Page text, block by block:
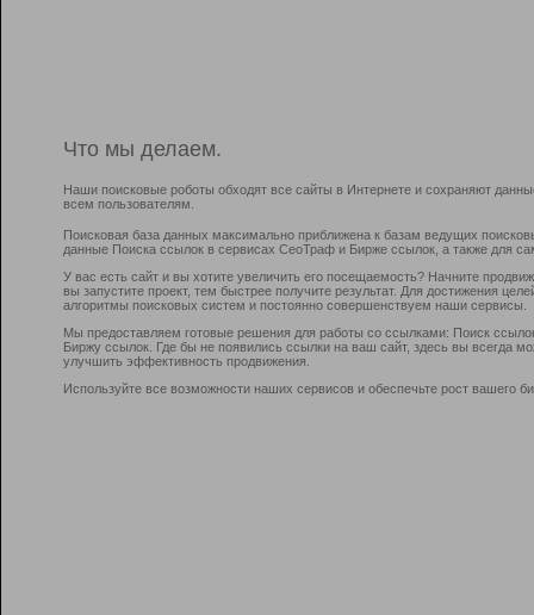
Что мы делаем.
Наши поисковые роботы обходят все сайты в Интернете и сохраняют
всем пользователям.
Поисковая база данных максимально приближена к базам ведущих
данные Поиска ссылок в сервисах СеоТраф и Бирже ссылок, а также для
У вас есть сайт и вы хотите увеличить его посещаемость? Начните
вы запустите проект, тем быстрее получите результат. Для достижения
алгоритмы поисковых систем и постоянно совершенствуем наши сервисы.
Мы предоставляем готовые решения для работы со ссылками: Поиск
Биржу ссылок. Где бы не появились ссылки на ваш сайт, здесь вы всегда
улучшить эффективность продвижения.
Используйте все возможности наших сервисов и обеспечьте рост вашего